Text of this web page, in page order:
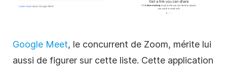
Google Meet, le concurrent de Zoom, mérite lui
aussi de figurer sur cette liste. Cette application